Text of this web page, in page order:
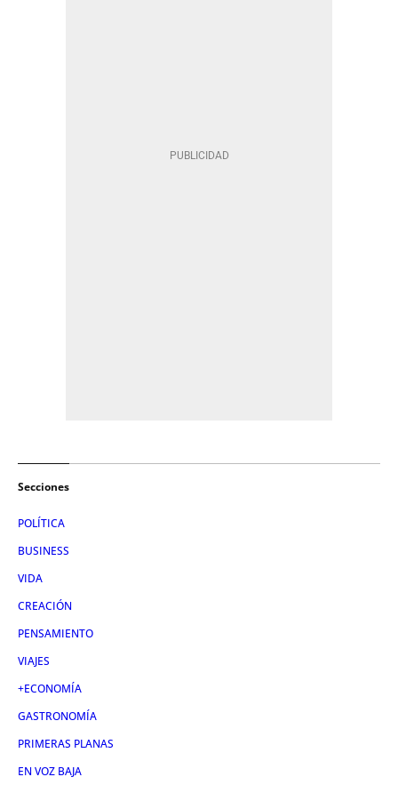
Secciones
POLÍTICA
BUSINESS
VIDA
CREACIÓN
PENSAMIENTO
VIAJES
+ECONOMÍA
GASTRONOMÍA
PRIMERAS PLANAS
EN VOZ BAJA